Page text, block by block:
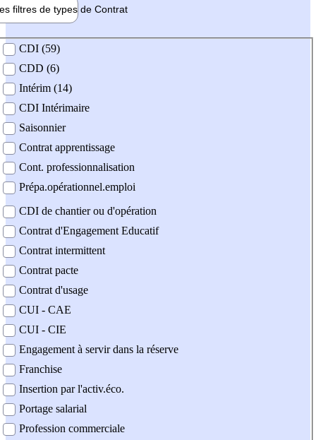
filtres de types de Contrat
contrat
CDI (59)
CDD (6)
Intérim (14)
CDI Intérimaire
Saisonnier
Contrat apprentissage
Cont. professionnalisation
Prépa.opérationnel.emploi
CDI de chantier ou d'opération
Contrat d'Engagement Educatif
Contrat intermittent
Contrat pacte
Contrat d'usage
CUI - CAE
CUI - CIE
Engagement à servir dans la réserve
Franchise
Insertion par l'activ.éco.
Portage salarial
Profession commerciale